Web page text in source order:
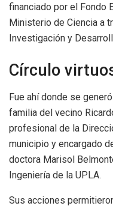
financiado por el Fondo
Ministerio de Ciencia a
Investigación y
Círculo
Fue ahí donde se
familia del vecino
profesional de la
municipio y encargado
doctora Marisol
Ingeniería de la UPLA.
Sus acciones